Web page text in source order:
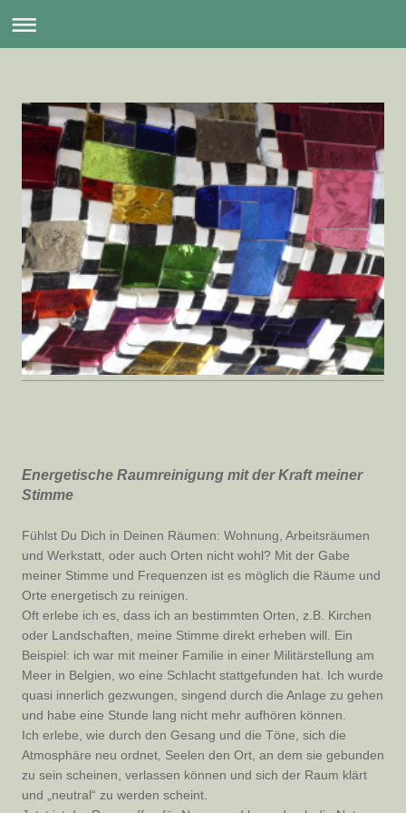
Energetische Raumreinigung mit der Kraft meiner
Stimme
Fühlst Du Dich in Deinen Räumen: Wohnung, Arbeitsräumen
und Werkstatt, oder auch Orten nicht wohl? Mit der Gabe
meiner Stimme und Frequenzen ist es möglich die Räume und
Orte energetisch zu reinigen.
Oft erlebe ich es, dass ich an bestimmten Orten, z.B. Kirchen
oder Landschaften, meine Stimme direkt erheben will. Ein
Beispiel: ich war mit meiner Familie in einer Militärstellung am
Meer in Belgien, wo eine Schlacht stattgefunden hat. Ich wurde
quasi innerlich gezwungen, singend durch die Anlage zu gehen
und habe eine Stunde lang nicht mehr aufhören können.
Ich erlebe, wie durch den Gesang und die Töne, sich die
Atmosphäre neu ordnet, Seelen den Ort, an dem sie gebunden
zu sein scheinen, verlassen können und sich der Raum klärt
und „neutral“ zu werden scheint.